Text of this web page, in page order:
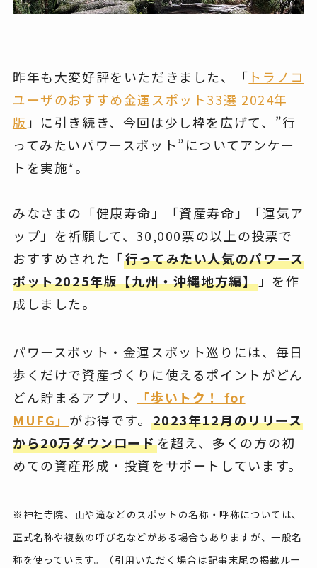
昨年も大変好評をいただきました、「 トラノコ
ユーザのおすすめ金運スポット33選 2024年
版 」に引き続き、今回は少し枠を広げて、”行
ってみたいパワースポット”についてアンケー
トを実施*。
みなさまの「健康寿命」「資産寿命」「運気ア
ップ」を祈願して、30,000票の以上の投票で
おすすめされた「行ってみたい人気のパワース
ポット2025年版【九州・沖縄地方編】」を作
成しました。
パワースポット・金運スポット巡りには、毎日
歩くだけで資産づくりに使えるポイントがどん
どん貯まるアプリ、
「歩いトク！ for
MUFG」 がお得です。 2023年12月のリリース
から20万ダウンロードを超え、多くの方の初
めての資産形成・投資をサポートしています。
※神社寺院、山や滝などのスポットの名称・呼称については、
正式名称や複数の呼び名などがある場合もありますが、一般名
称を使っています。（引用いただく場合は記事末尾の掲載ルー